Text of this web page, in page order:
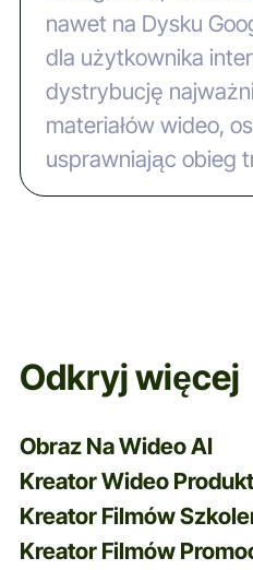
nawet na Dysku
dla użytkownika
dystrybucję
materiałów wideo,
usprawniając obieg
Odkryj więcej
Obraz Na Wideo AI
Kreator Wideo
Kreator Filmów
Kreator Filmów